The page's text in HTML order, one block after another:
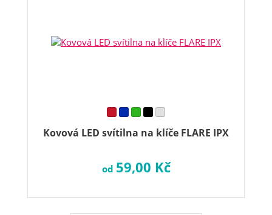
Kovová LED svítilna na klíče FLARE IPX
od 59,00 Kč